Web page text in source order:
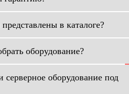
в каталоге?
оборудование?
оборудование под